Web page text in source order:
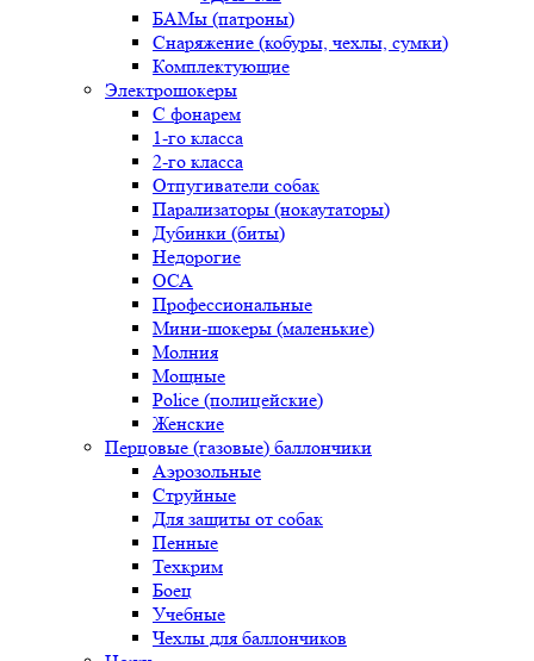
БАМы (патроны)
Снаряжение (кобуры, чехлы, сумки)
Комплектующие
Электрошокеры
С фонарем
1-го класса
2-го класса
Отпугиватели собак
Парализаторы (нокаутаторы)
Дубинки (биты)
Недорогие
ОСА
Профессиональные
Мини-шокеры (маленькие)
Молния
Мощные
Police (полицейские)
Женские
Перцовые (газовые) баллончики
Аэрозольные
Струйные
Для защиты от собак
Пенные
Техкрим
Боец
Учебные
Чехлы для баллончиков